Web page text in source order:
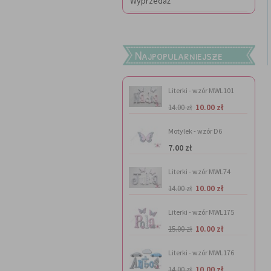
Najpopularniejsze
Literki - wzór MWL101
14.00 zł 10.00 zł
Motylek - wzór D6
7.00 zł
Literki - wzór MWL74
14.00 zł 10.00 zł
Literki - wzór MWL175
15.00 zł 10.00 zł
Literki - wzór MWL176
14.00 zł